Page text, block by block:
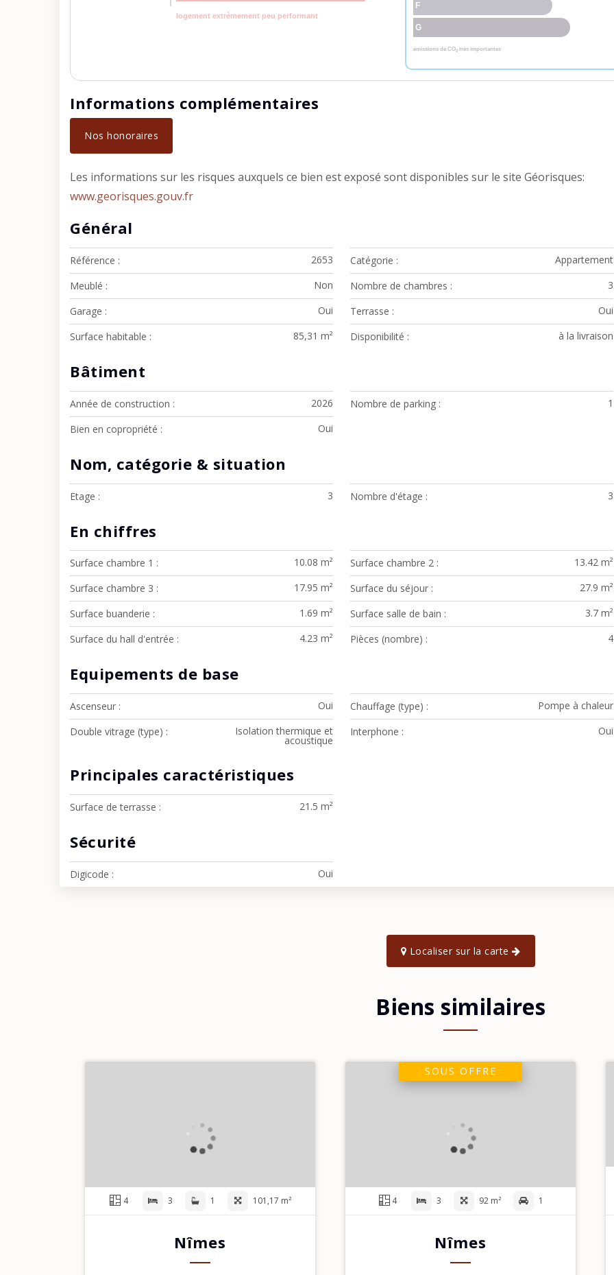
logement extrèmement peu performant
F
G
émissions de CO2très importantes
Informations complémentaires
Nos honoraires
Les informations sur les risques auxquels ce bien est exposé sont disponibles sur le site Géorisques:
www.georisques.gouv.fr
Général
Référence 2653 Catégorie
Appartement
Meublé
Non Nombre de chambres
3
Garage
Oui Terrasse
Oui
Surface habitable
85,31 m² Disponibilité à la livraison
Bâtiment
Année de construction 2026 Nombre de parking
1
Bien en copropriété
Oui
Nom, catégorie & situation
Etage 3 Nombre d'étage 3
En chiffres
Surface chambre 1 10.08 m² Surface chambre 2
13.42 m²
Surface chambre 3
17.95 m² Surface du séjour
27.9 m²
Surface buanderie
1.69 m² Surface salle de bain
3.7 m²
Surface du hall d'entrée
4.23 m² Pièces (nombre) 4
Equipements de base
Ascenseur Oui Chauffage (type)
Pompe à chaleur
Double vitrage (type)
Isolation thermique et
acoustique
Interphone Oui
Principales caractéristiques
Surface de terrasse 21.5 m²
Sécurité
Digicode Oui
Localiser sur la carte
Biens similaires
4 3 1 101,17 m²
Nîmes
4 3 92 m² 1
SOUS OFFRE
Nîmes